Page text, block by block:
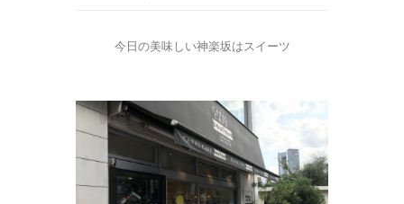
今日の美味しい神楽坂はスイーツ